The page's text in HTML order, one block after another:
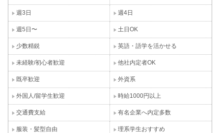
週3日 週4日
週5日〜 土日OK
少数精鋭 英語・語学を活かせる
未経験/初心者歓迎 他社内定者OK
既卒歓迎 外資系
外国人/留学生歓迎 時給1000円以上
交通費支給 有名企業へ内定多数
服装・髪型自由 理系学生おすすめ